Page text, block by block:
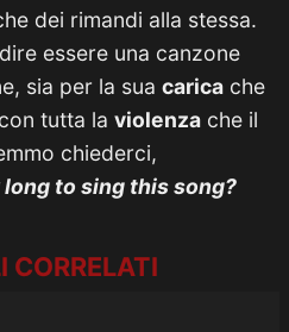
dei rimandi alla stessa.
essere una canzone
sia per la sua carica che
con tutta la violenza che il
chiederci,
long to sing this song?
CORRELATI